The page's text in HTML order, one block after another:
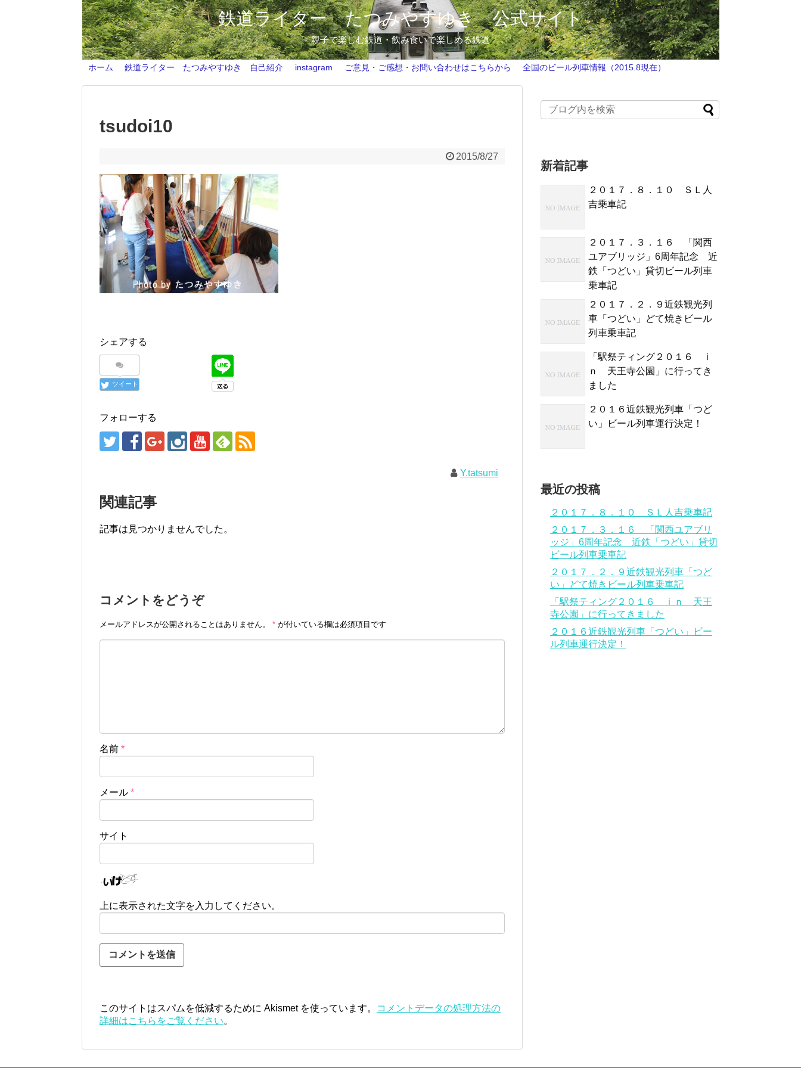
鉄道ライター たつみやすゆき 公式サイト
親子で楽しむ鉄道・飲み食いで楽しめる鉄道
ホーム 鉄道ライター たつみやすゆき 自己紹介 instagram ご意見・ご感想・お問い合わせはこちらから 全国のビール列車情報（2015.8現在）
tsudoi10
2015/8/27
シェアする
ツイート
フォローする
Y.tatsumi
関連記事
記事は見つかりませんでした。
コメントをどうぞ
メールアドレスが公開されることはありません。 * が付いている欄は必須項目です
名前 *
メール *
サイト
上に表示された文字を入力してください。
このサイトはスパムを低減するために Akismet を使っています。
コメントデータの処理方法の
詳細はこちらをご覧ください。
新着記事
２０１７．８．１０ ＳＬ人
吉乗車記
２０１７．３．１６ 「関西
ユアブリッジ」6周年記念 近
鉄「つどい」貸切ビール列車
乗車記
２０１７．２．９近鉄観光列
車「つどい」どて焼きビール
列車乗車記
「駅祭ティング２０１６ ｉ
ｎ 天王寺公園」に行ってき
ました
２０１６近鉄観光列車「つど
い」ビール列車運行決定！
最近の投稿
２０１７．８．１０ ＳＬ人吉乗車記
２０１７．３．１６ 「関西ユアブリ
ッジ」6周年記念 近鉄「つどい」貸切
ビール列車乗車記
２０１７．２．９近鉄観光列車「つど
い」どて焼きビール列車乗車記
「駅祭ティング２０１６ ｉｎ 天王
寺公園」に行ってきました
２０１６近鉄観光列車「つどい」ビー
ル列車運行決定！
ホーム
鉄道ライター たつみやすゆき 自己紹介